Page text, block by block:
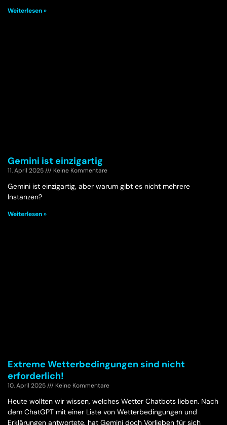
Weiterlesen »
Gemini ist einzigartig
11. April 2025 Keine Kommentare
Gemini ist einzigartig, aber warum gibt es nicht mehrere
Instanzen?
Weiterlesen »
Extreme Wetterbedingungen sind nicht
erforderlich!
10. April 2025 Keine Kommentare
Heute wollten wir wissen, welches Wetter Chatbots lieben. Nach
dem ChatGPT mit einer Liste von Wetterbedingungen und
Erklärungen antwortete, hat Gemini doch Vorlieben für sich